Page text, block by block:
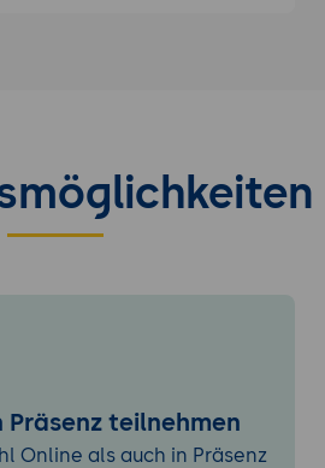
anlegen
aktualisieren
der Produktivumgebung
Präsenz teilnehmen
Online als auch in Präsenz